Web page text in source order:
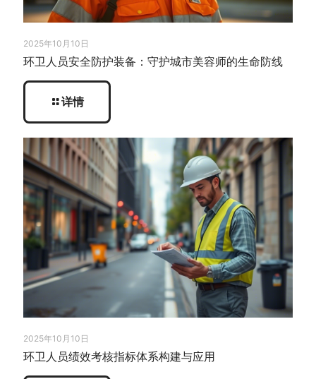
2025年10月10日
环卫人员安全防护装备：守护城市美容师的生命防线
详情
2025年10月10日
环卫人员绩效考核指标体系构建与应用